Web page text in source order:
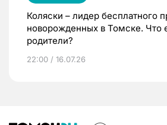
Коляски – лидер бесплатного
новорожденных в Томске. Что
родители?
22:00 / 16.07.26